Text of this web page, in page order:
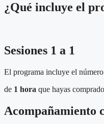
¿Qué incluye el
Sesiones 1 a 1
El programa incluye el
de 1 hora que hayas
Acompañamiento